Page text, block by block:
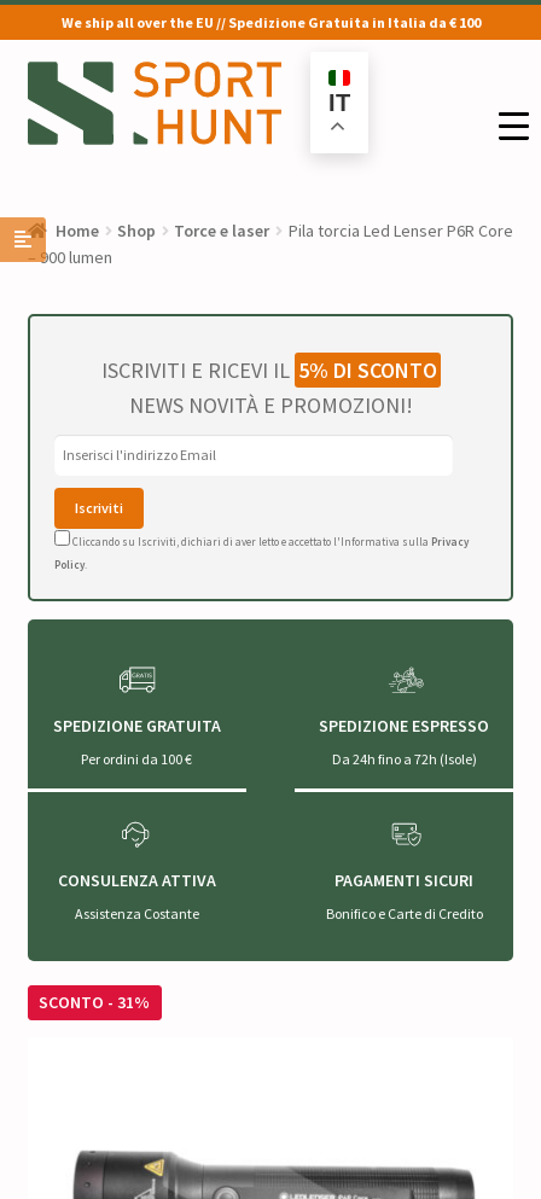
We ship all over the EU // Spedizione Gratuita in Italia da € 100
Vai
alla
navigazione
Vai
al
contenuto
IT
Home Shop Torce e laser
Pila torcia Led Lenser P6R Core
– 900 lumen
ISCRIVITI E RICEVI IL 5% DI SCONTO
NEWS NOVITÀ E PROMOZIONI!
Cliccando su Iscriviti, dichiari di aver letto e accettato l'Informativa sulla Privacy
Policy.
SPEDIZIONE GRATUITA
Per ordini da 100 €
SPEDIZIONE ESPRESSO
Da 24h fino a 72h (Isole)
CONSULENZA ATTIVA
Assistenza Costante
PAGAMENTI SICURI
Bonifico e Carte di Credito
SCONTO - 31%